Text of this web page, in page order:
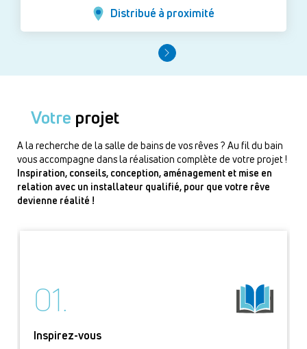
Distribué à proximité
Votre projet
A la recherche de la salle de bains de vos rêves ? Au fil du bain
vous accompagne dans la réalisation complète de votre projet !
Inspiration, conseils, conception, aménagement et mise en
relation avec un installateur qualifié, pour que votre rêve
devienne réalité !
01.
Inspirez-vous